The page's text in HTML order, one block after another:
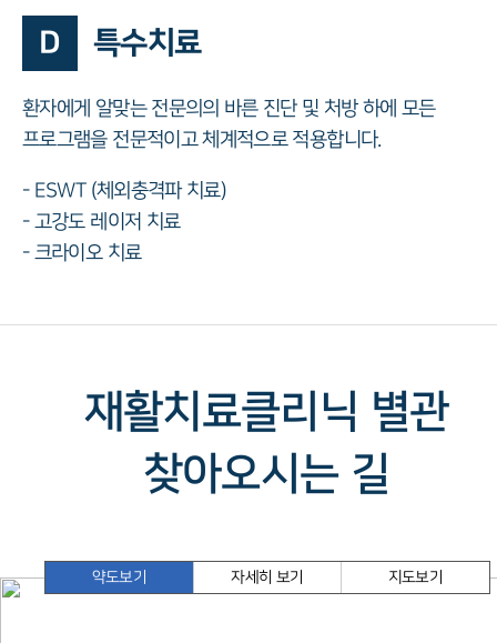
D 특수치료
환자에게 알맞는 전문의의 바른 진단 및 처방 하에 모든
프로그램을 전문적이고 체계적으로 적용합니다.
- ESWT (체외충격파 치료)
- 고강도 레이저 치료
- 크라이오 치료
재활치료클리닉 별관
찾아오시는 길
약도보기 자세히 보기 지도보기